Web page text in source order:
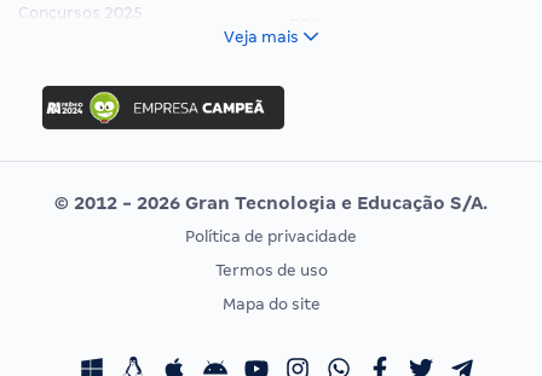
Concursos 2025
Concurso Ibama
Concurso MPU
Editais publicados
Vunesp
CONCURSOS POR PROFISSÃO
Concursos Fiscais
EXAME DE ORDEM
Calendário OAB
Veja mais
© 2012 - 2026 Gran Tecnologia e Educação S/A.
Política de privacidade
Termos de uso
Mapa do site